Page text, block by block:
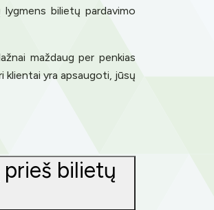
bilietų pardavimo
maždaug per penkias
klientai yra apsaugoti, jūsų
bilietų